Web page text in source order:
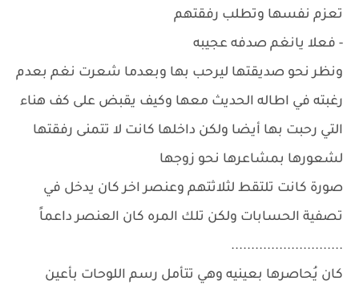
تعزم نفسها وتطلب رفقتهم
- فعلا يانغم صدفه عجيبه
ونظر نحو صديقتها ليرحب بها وبعدما شعرت نغم بعدم
رغبته في اطاله الحديث معها وكيف يقبض على كف هناء
التي رحبت بها أيضا ولكن داخلها كانت لا تتمنى رفقتها
لشعورها بمشاعرها نحو زوجها
صورة كانت تلتقط لثلاثتهم وعنصر اخر كان يدخل في
تصفية الحسابات ولكن تلك المره كان العنصر داعماً
............................
كان يُحاصرها بعينيه وهي تتأمل رسم اللوحات بأعين